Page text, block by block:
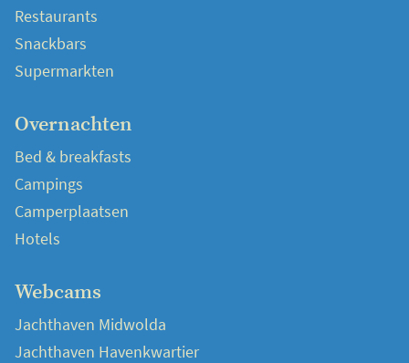
Restaurants
Snackbars
Supermarkten
Overnachten
Bed & breakfasts
Campings
Camperplaatsen
Hotels
Webcams
Jachthaven Midwolda
Jachthaven Havenkwartier